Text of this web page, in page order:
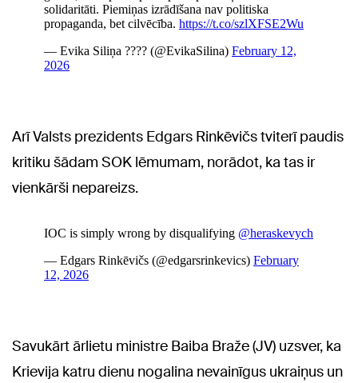
Arī Valsts prezidents Edgars Rinkēvičs tviterī paudis
kritiku šādam SOK lēmumam, norādot, ka tas ir
vienkārši nepareizs.
Savukārt ārlietu ministre Baiba Braže (JV) uzsver, ka
Krievija katru dienu nogalina nevainīgus ukraiņus un